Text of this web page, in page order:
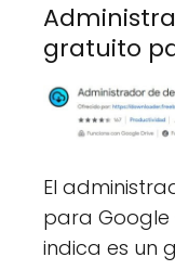
gratuito
El
para Google
indica es un